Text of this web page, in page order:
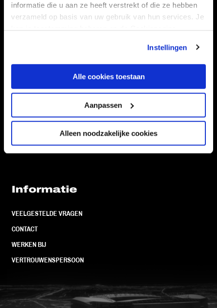
informatie die u aan ze heeft verstrekt of die ze hebben
verzameld op basis van uw gebruik van hun services. Je
kan je toestemming beheren op de Cookiepagina.
Instellingen
Alle cookies toestaan
Aanpassen
Alleen noodzakelijke cookies
Volg ons ook via
Navigeer naar
TEAMS
SUPPORTERS
KAARTVERKOOP
BUSINESS
Informatie
VEELGESTELDE VRAGEN
CONTACT
WERKEN BIJ
VERTROUWENSPERSOON
FC Utrecht<br>vanuit<br>het